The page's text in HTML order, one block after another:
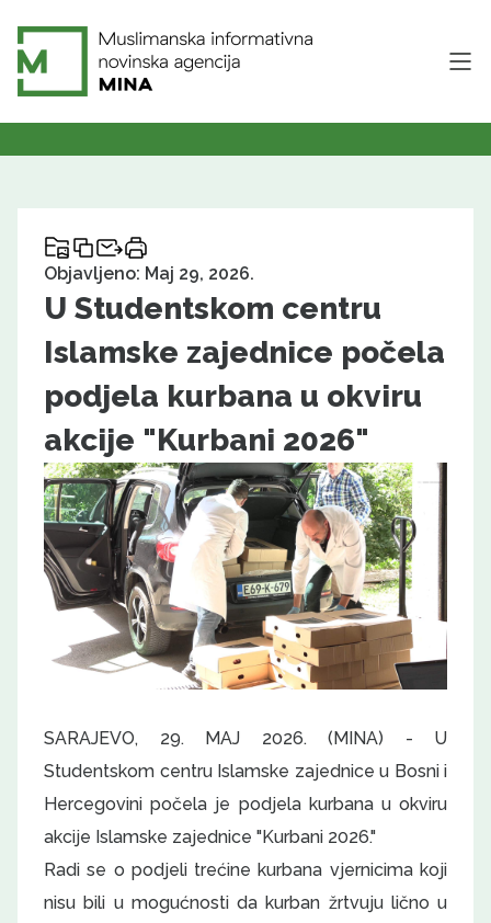
Objavljeno: Maj 29, 2026.
U Studentskom centru
Islamske zajednice počela
podjela kurbana u okviru
akcije "Kurbani 2026"
SARAJEVO, 29. MAJ 2026. (MINA) - U
Studentskom centru Islamske zajednice u Bosni i
Hercegovini počela je podjela kurbana u okviru
akcije Islamske zajednice "Kurbani 2026."
Radi se o podjeli trećine kurbana vjernicima koji
nisu bili u mogućnosti da kurban žrtvuju lično u